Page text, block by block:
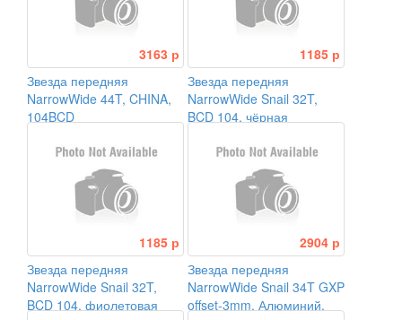
3163 р
Звезда передняя
NarrowWide 44T, CHINA,
104BCD
1185 р
Звезда передняя
NarrowWide Snail 32T,
BCD 104, чёрная
1185 р
Звезда передняя
NarrowWide Snail 32T,
BCD 104, фиолетовая
2904 р
Звезда передняя
NarrowWide Snail 34T GXP
offset-3mm. Алюминий,